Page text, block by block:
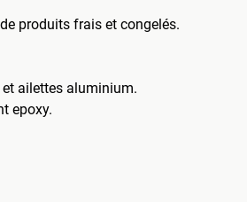
produits frais et congelés.
ailettes aluminium.
epoxy.